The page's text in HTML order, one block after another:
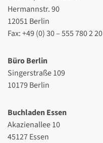
Hermannstr. 90
12051 Berlin
Fax: +49 (0) 30 – 555 780 2 20
Büro Berlin
Singerstraße 109
10179 Berlin
Buchladen Essen
Akazienallee 10
45127 Essen